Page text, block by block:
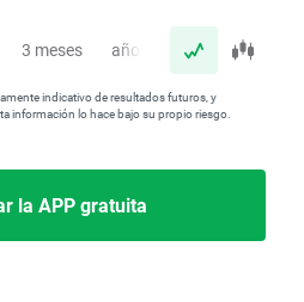
3 meses año
indicativo de resultados futuros, y
información lo hace bajo su propio riesgo.
la APP gratuita